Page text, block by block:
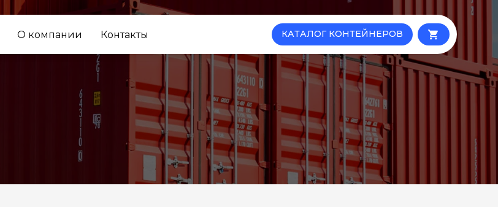
О компании Контакты КАТАЛОГ КОНТЕЙНЕРОВ local_grocery_store